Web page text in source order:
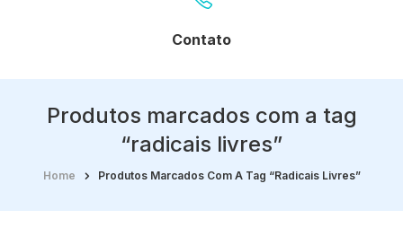
Contato
Produtos marcados com a tag
“radicais livres”
Home Produtos Marcados Com A Tag “radicais Livres”